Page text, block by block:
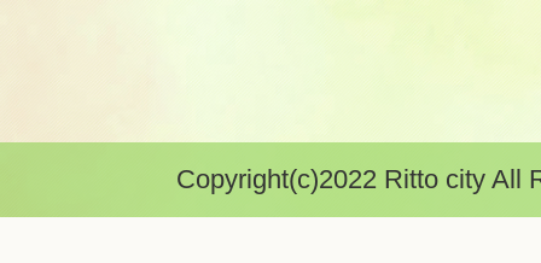
Copyright(c)2022 Ritto city All